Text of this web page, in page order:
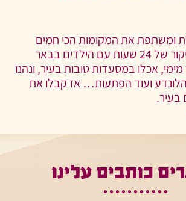
ומשתפת את המקומות הכי חמים
בארץ הגיעה לביקור של 24 שעות עם הילדים בבאר
אכלו במסעדות טובות בעיר, ונהנו
ועוד הפתעות… אז קבלו את
כותבים עלינו